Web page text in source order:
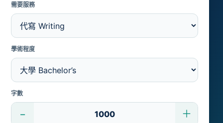
需要服務
學術程度
字數
− ＋